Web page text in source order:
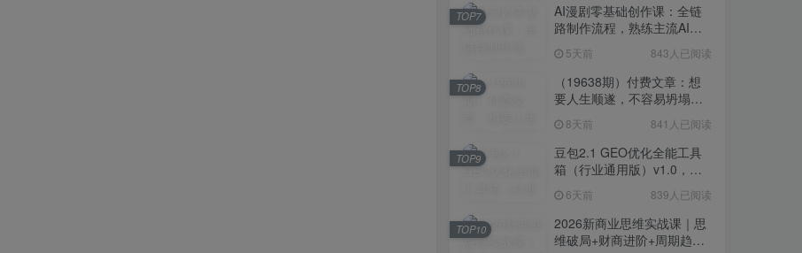
AI漫剧零基础创作课：全链
路制作流程，熟练主流AI工
5天前 843人已阅读
TOP7
（19638期）付费文章：想
要人生顺遂，不容易坍塌，
8天前 841人已阅读
TOP8
豆包2.1 GEO优化全能工具
箱（行业通用版）v1.0，会
景 6天前 839人已阅读
TOP9
2026新商业思维实战课｜思
维破局+财商进阶+周期趋势
TOP10